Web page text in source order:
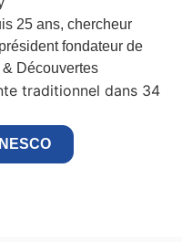
25 ans, chercheur
fondateur de
& Découvertes
traditionnel dans 34